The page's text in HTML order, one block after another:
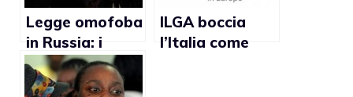
Legge omofoba
in Russia: i
nuovi arresti
ILGA boccia
l’Italia come